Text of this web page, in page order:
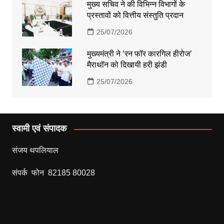
मुख्य सचिव ने की विभिन्न विभागों के
प्रस्तावों को वित्तीय संस्तुति प्रदान
25/07/2026
मुख्यमंत्री ने ‘रन फॉर कारगिल हीरोज’
मैराथॉन को दिखायी हरी झंडी
25/07/2026
स्वामी एवं संपादक
संजय थपलियाल
संपर्क फोन 82185 80028